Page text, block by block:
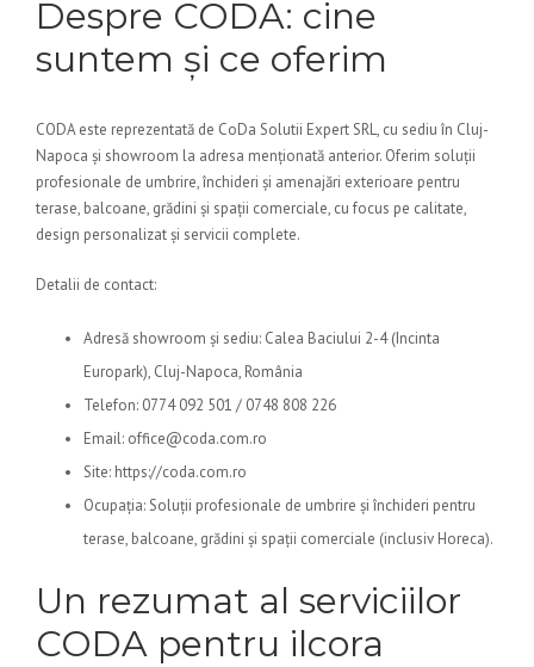
Despre CODA: cine
suntem și ce oferim
CODA este reprezentată de CoDa Solutii Expert SRL, cu sediu în Cluj-
Napoca și showroom la adresa menționată anterior. Oferim soluții
profesionale de umbrire, închideri și amenajări exterioare pentru
terase, balcoane, grădini și spații comerciale, cu focus pe calitate,
design personalizat și servicii complete.
Detalii de contact:
Adresă showroom și sediu: Calea Baciului 2-4 (Incinta
Europark), Cluj-Napoca, România
Telefon: 0774 092 501 / 0748 808 226
Email: office@coda.com.ro
Site: https://coda.com.ro
Ocupația: Soluții profesionale de umbrire și închideri pentru
terase, balcoane, grădini și spații comerciale (inclusiv Horeca).
Un rezumat al serviciilor
CODA pentru ilcora